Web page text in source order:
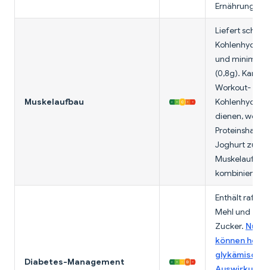
Ernährung.
Muskelaufbau
Liefert
und
(0,8g). Kann
Workout-
dienen,
Proteinshake
Joghurt zum
kombiniert.
Diabetes-Management
Enthält
Mehl und
Zucker.
können hohe
glykämische